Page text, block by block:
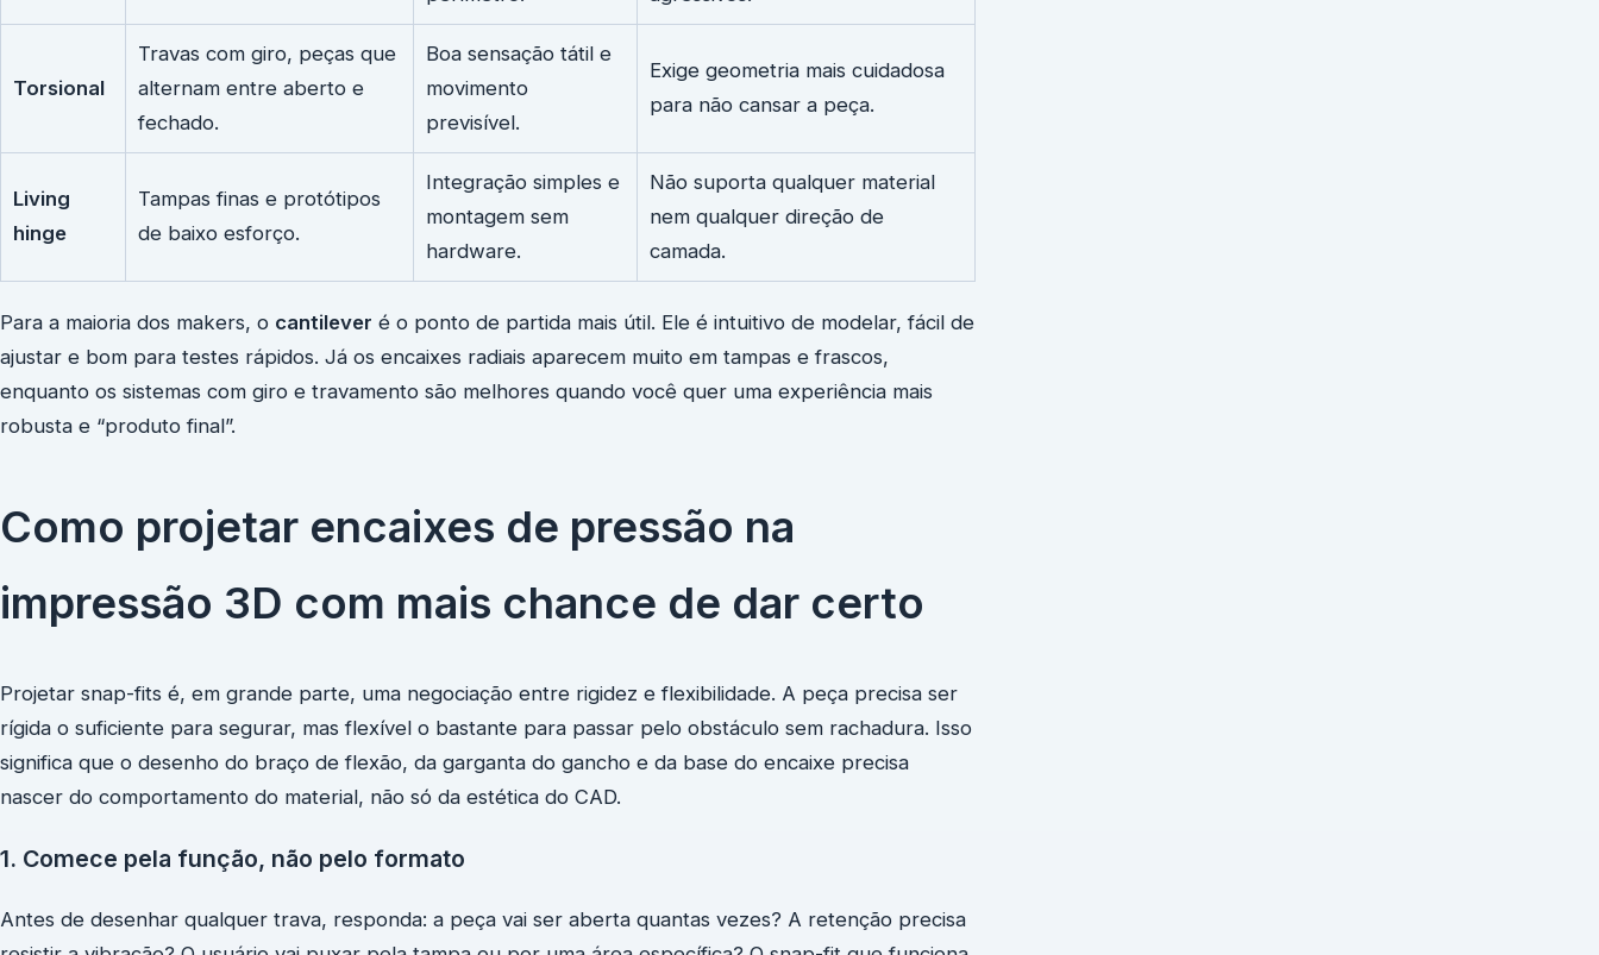
Torsional
Travas com giro, peças que
alternam entre aberto e
fechado.
Boa sensação tátil e
movimento
previsível.
Exige geometria mais cuidadosa
para não cansar a peça.
Living
hinge
Tampas finas e protótipos
de baixo esforço.
Integração simples e
montagem sem
hardware.
Não suporta qualquer material
nem qualquer direção de
camada.
Para a maioria dos makers, o cantilever é o ponto de partida mais útil. Ele é intuitivo de modelar, fácil de
ajustar e bom para testes rápidos. Já os encaixes radiais aparecem muito em tampas e frascos,
enquanto os sistemas com giro e travamento são melhores quando você quer uma experiência mais
robusta e “produto final”.
Como projetar encaixes de pressão na
impressão 3D com mais chance de dar certo
Projetar snap-fits é, em grande parte, uma negociação entre rigidez e flexibilidade. A peça precisa ser
rígida o suficiente para segurar, mas flexível o bastante para passar pelo obstáculo sem rachadura. Isso
significa que o desenho do braço de flexão, da garganta do gancho e da base do encaixe precisa
nascer do comportamento do material, não só da estética do CAD.
1. Comece pela função, não pelo formato
Antes de desenhar qualquer trava, responda: a peça vai ser aberta quantas vezes? A retenção precisa